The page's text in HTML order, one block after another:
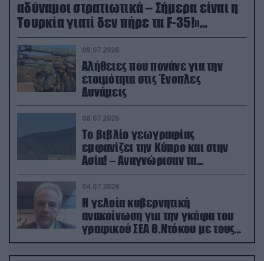
αδύναμοι στρατιωτικά – Σήμερα είναι η
Τουρκία γιατί δεν πήρε τα F-35!»
(βίντεο)
09.07.2026
Αλήθειες που πονάνε για την
ετοιμότητα στις Ένοπλες
Δυνάμεις
08.07.2026
Το βιβλίο γεωγραφίας
εμφανίζει την Κύπρο και στην
Ασία! – Αναγνώρισαν τα
κατεχόμενα; (φωτο)
04.07.2026
Η γελοία κυβερνητική
ανακοίνωση για την γκάφα του
γραφικού ΣΕΑ Θ.Ντόκου με τους
Ρώσους φαρσέρ